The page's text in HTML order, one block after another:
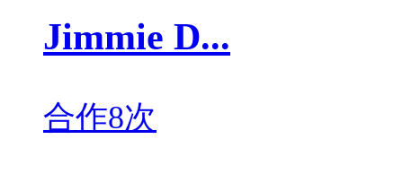
Jimmie D...
合作8次